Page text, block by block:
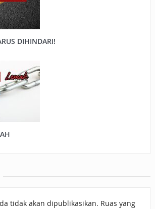
DIHINDARI!
tidak akan dipublikasikan. Ruas yang